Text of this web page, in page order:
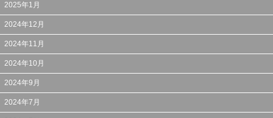
2025年1月
2024年12月
2024年11月
2024年10月
2024年9月
2024年7月